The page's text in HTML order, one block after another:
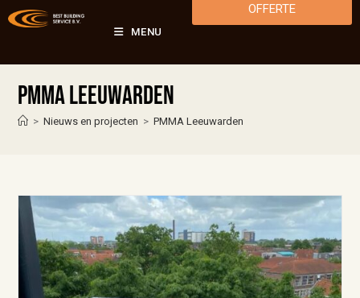
MENU
OFFERTE
PMMA Leeuwarden
> Nieuws en projecten > PMMA Leeuwarden